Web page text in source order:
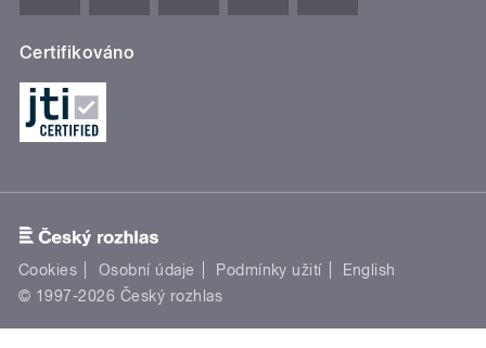
Certifikováno
Cookies Osobní údaje Podmínky užití
English
© 1997-2026 Český rozhlas